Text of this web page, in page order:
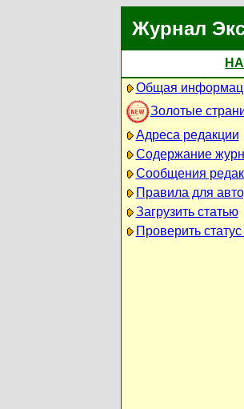
Журнал
Общая
Золотые
Адреса редакции
Содержание
Сообщения
Правила для
Загрузить статью
Проверить статус